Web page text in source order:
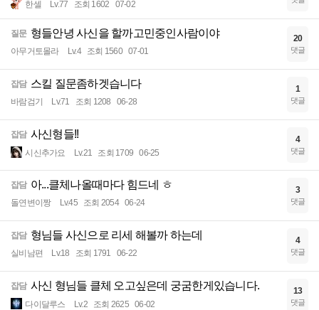
한셀 Lv.77 조회 1602 07-02
질문 형들안녕 사신을 할까고민중인사람이야
아무거토몰라 Lv.4 조회 1560 07-01
20
댓글
잡담 스킬 질문좀하겟습니다
바람검기 Lv.71 조회 1208 06-28
1
댓글
잡담 사신형들!!
시신추가요 Lv.21 조회 1709 06-25
4
댓글
잡담 아...클체나올때마다 힘드네 ㅎ
돌연변이짱 Lv.45 조회 2054 06-24
3
댓글
잡담 형님들 사신으로 리세 해볼까 하는데
실비남편 Lv.18 조회 1791 06-22
4
댓글
잡담 사신 형님들 클체 오고싶은데 궁굼한게있습니다.
다이달루스 Lv.2 조회 2625 06-02
13
댓글